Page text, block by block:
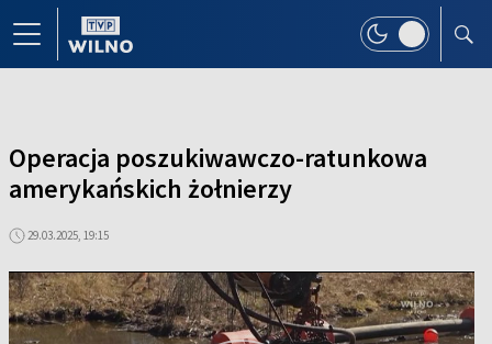
Operacja poszukiwawczo-ratunkowa
amerykańskich żołnierzy
29.03.2025, 19:15